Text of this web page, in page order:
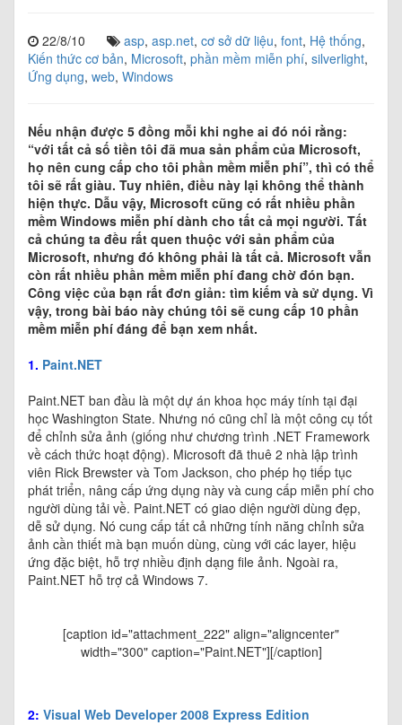
22/8/10 asp, asp.net, cơ sở dữ liệu, font, Hệ thống,
Kiến thức cơ bản, Microsoft, phần mềm miễn phí, silverlight,
Ứng dụng, web, Windows
Nếu nhận được 5 đồng mỗi khi nghe ai đó nói rằng:
“với tất cả số tiền tôi đã mua sản phẩm của Microsoft,
họ nên cung cấp cho tôi phần mềm miễn phí”, thì có thể
tôi sẽ rất giàu. Tuy nhiên, điều này lại không thể thành
hiện thực. Dẫu vậy, Microsoft cũng có rất nhiều phần
mềm Windows miễn phí dành cho tất cả mọi người. Tất
cả chúng ta đều rất quen thuộc với sản phẩm của
Microsoft, nhưng đó không phải là tất cả. Microsoft vẫn
còn rất nhiều phần mềm miễn phí đang chờ đón bạn.
Công việc của bạn rất đơn giản: tìm kiếm và sử dụng. Vì
vậy, trong bài báo này chúng tôi sẽ cung cấp 10 phần
mềm miễn phí đáng để bạn xem nhất.
1. Paint.NET
Paint.NET ban đầu là một dự án khoa học máy tính tại đại
học Washington State. Nhưng nó cũng chỉ là một công cụ tốt
để chỉnh sửa ảnh (giống như chương trình .NET Framework
về cách thức hoạt động). Microsoft đã thuê 2 nhà lập trình
viên Rick Brewster và Tom Jackson, cho phép họ tiếp tục
phát triển, nâng cấp ứng dụng này và cung cấp miễn phí cho
người dùng tải về. Paint.NET có giao diện người dùng đẹp,
dễ sử dụng. Nó cung cấp tất cả những tính năng chỉnh sửa
ảnh cần thiết mà bạn muốn dùng, cùng với các layer, hiệu
ứng đặc biệt, hỗ trợ nhiều định dạng file ảnh. Ngoài ra,
Paint.NET hỗ trợ cả Windows 7.
[caption id="attachment_222" align="aligncenter"
width="300" caption="Paint.NET"][/caption]
2: Visual Web Developer 2008 Express Edition